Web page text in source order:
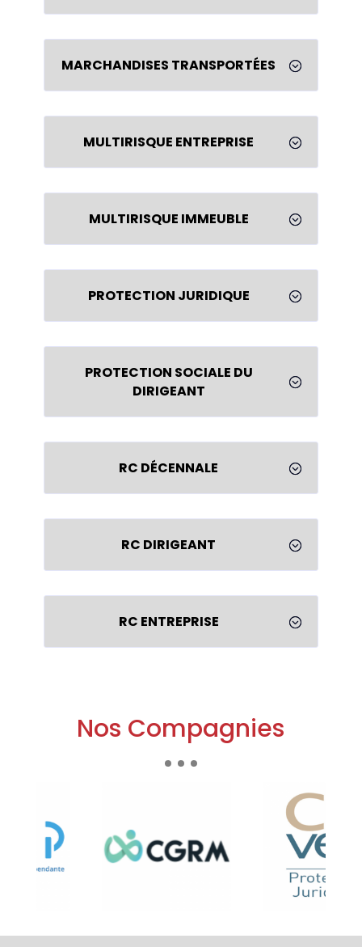
;
MARCHANDISES TRANSPORTÉES
;
MULTIRISQUE ENTREPRISE
;
MULTIRISQUE IMMEUBLE
;
PROTECTION JURIDIQUE
;
PROTECTION SOCIALE DU
DIRIGEANT
;
RC DÉCENNALE
;
RC DIRIGEANT
;
RC ENTREPRISE
Nos Compagnies